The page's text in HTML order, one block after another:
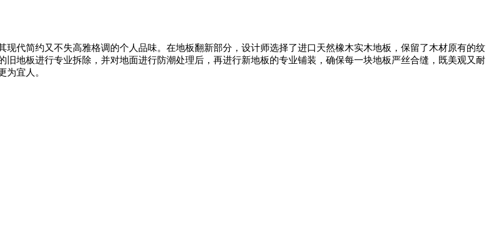
代简约又不失高雅格调的个人品味。在地板翻新部分，设计师选择了进口天然橡木实木地板，保留了木材原有的纹
地板进行专业拆除，并对地面进行防潮处理后，再进行新地板的专业铺装，确保每一块地板严丝合缝，既美观又耐
为宜人。